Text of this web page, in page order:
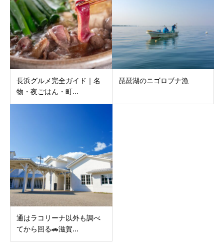
長浜グルメ完全ガイド｜名
物・夜ごはん・町...
琵琶湖のニゴロブナ漁
通はラコリーナ以外も調べ
てから回る🚗滋賀...